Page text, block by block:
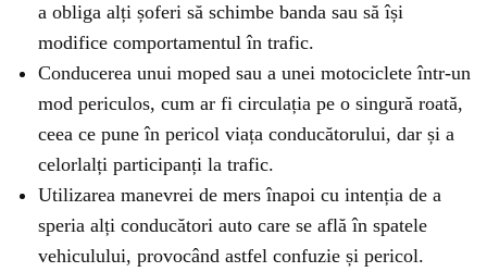
a obliga alți șoferi să schimbe banda sau să își
modifice comportamentul în trafic.
Conducerea unui moped sau a unei motociclete într-un
mod periculos, cum ar fi circulația pe o singură roată,
ceea ce pune în pericol viața conducătorului, dar și a
celorlalți participanți la trafic.
Utilizarea manevrei de mers înapoi cu intenția de a
speria alți conducători auto care se află în spatele
vehiculului, provocând astfel confuzie și pericol.